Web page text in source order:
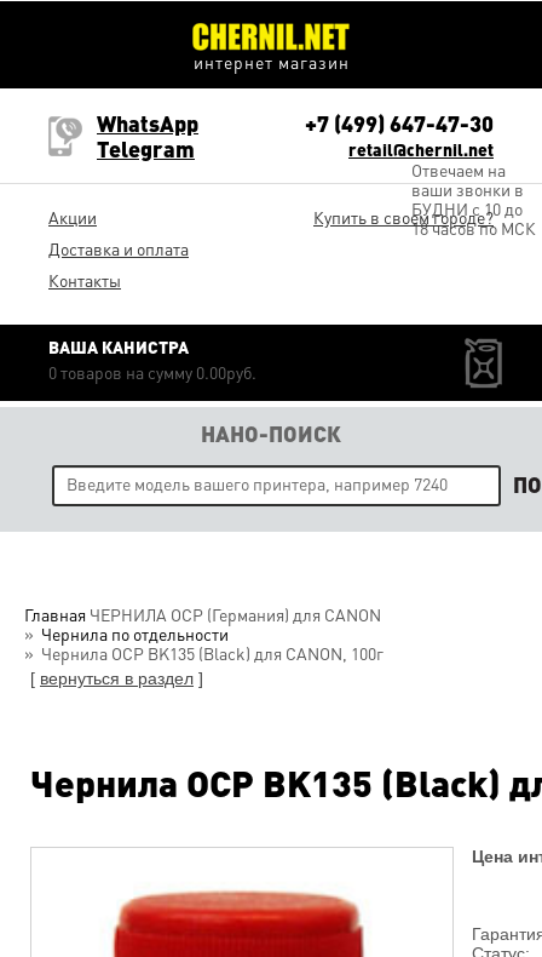
интернет магазин
Акции
Доставка и оплата
Контакты
WhatsApp
Telegram
retail@chernil.net
+7 (499) 647-47-30
Отвечаем на
ваши звонки в
БУДНИ с 10 до
18 часов по МСК
Купить в своем городе?
ВАША КАНИСТРА
0 товаров на сумму 0.00руб.
НАНО-ПОИСК
Главная ЧЕРНИЛА OCP (Германия) для CANON
Чернила по отдельности
Чернила OCP BK135 (Black) для CANON, 100г
[ вернуться в раздел ]
Чернила OCP BK135 (Black)
Цена